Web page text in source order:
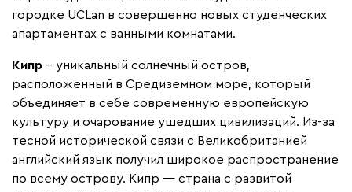
городке UCLan в совершенно новых студенческих
апартаментах с ванными комнатами.
Кипр – уникальный солнечный остров,
расположенный в Средиземном море, который
объединяет в себе современную европейскую
культуру и очарование ушедших цивилизаций. Из-за
тесной исторической связи с Великобританией
английский язык получил широкое распространение
по всему острову. Кипр — страна с развитой